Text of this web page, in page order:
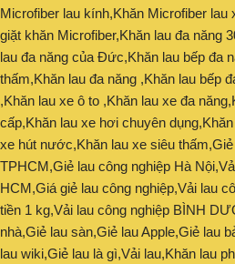
Microfiber lau kính,Khăn Microfiber lau
giặt khăn Microfiber,Khăn lau đa năng
lau đa năng của Đức,Khăn lau bếp đa
thấm,Khăn lau đa năng ,Khăn lau bếp
,Khăn lau xe ô to ,Khăn lau xe đa
cấp,Khăn lau xe hơi chuyên
xe hút nước,Khăn lau xe siêu
TPHCM,Giẻ lau công nghiệp Hà
HCM,Giá giẻ lau công nghiệp,Vải lau
tiền 1 kg,Vải lau công nghiệp BÌNH
nhà,Giẻ lau sàn,Giẻ lau Apple,Giẻ lau
lau wiki,Giẻ lau là gì,Vải lau,Khăn lau